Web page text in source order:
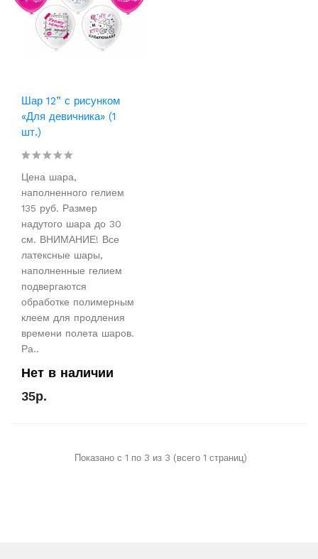
Шар 12” с рисунком
«Для девичника» (1
шт.)
Цена шара,
наполненного гелием
135 руб. Размер
надутого шара до 30
см. ВНИМАНИЕ! Все
латексные шары,
наполненные гелием
подвергаются
обработке полимерным
клеем для продления
времени полета шаров.
Ра..
Нет в наличии
35р.
Показано с 1 по 3 из 3 (всего 1 страниц)